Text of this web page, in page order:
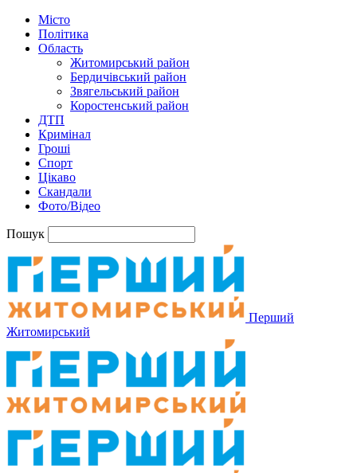
Місто
Політика
Область
Житомирський район
Бердичівський район
Звягельський район
Коростенський район
ДТП
Кримінал
Гроші
Спорт
Цікаво
Скандали
Фото/Відео
Пошук
Перший
Житомирський